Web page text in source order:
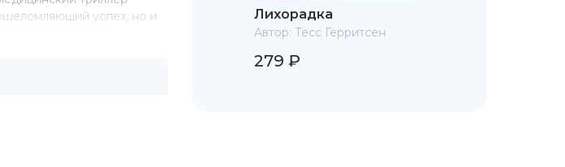
успех, но и
Лихорадка
Автор: Тесс Герритсен
279 ₽